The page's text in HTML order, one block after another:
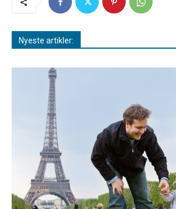
Nyeste artikler: